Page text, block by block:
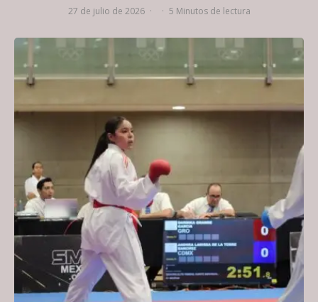
27 de julio de 2026 · · 5 Minutos de lectura